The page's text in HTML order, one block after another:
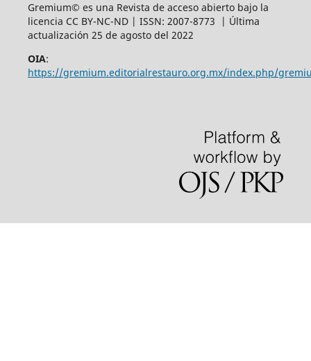
Gremium© es una Revista de acceso abierto bajo la
licencia CC BY-NC-ND | ISSN: 2007-8773 | Última
actualización 25 de agosto del 2022
OIA:
https://gremium.editorialrestauro.org.mx/index.php/